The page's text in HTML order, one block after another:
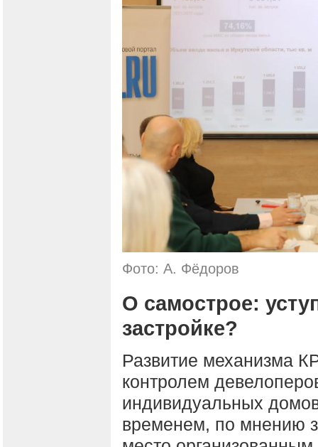
Фото: А. Фёдоров
О самострое:
застройке?
Развитие механизма
контролем
индивидуальных
временем, по мнению